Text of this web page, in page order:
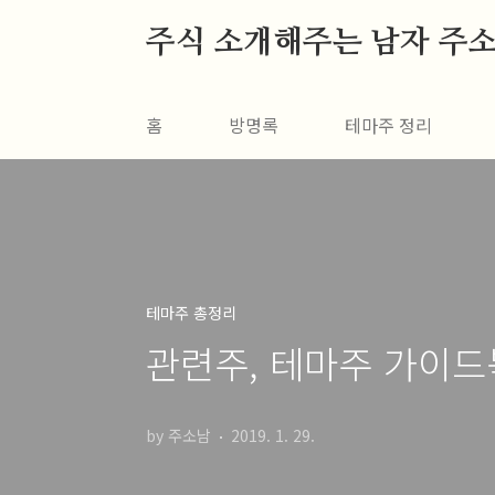
주식 소개해주는 남자 주
홈 방명록 테마주 정리
테마주 총정리
관련주, 테마주 가이
by 주소남 2019. 1. 29.